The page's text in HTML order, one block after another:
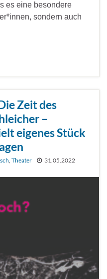
es eine besondere
sondern auch
Zeit des
–
eigenes Stück
, Theater 31.05.2022